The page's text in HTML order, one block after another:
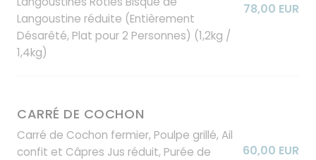
Langoustine réduite (Entièrement
Désarêté, Plat pour 2 Personnes) (1,2kg /
1,4kg)
78,00 EUR
CARRÉ DE COCHON
Carré de Cochon fermier, Poulpe grillé, Ail
confit et Câpres Jus réduit, Purée de
60,00 EUR